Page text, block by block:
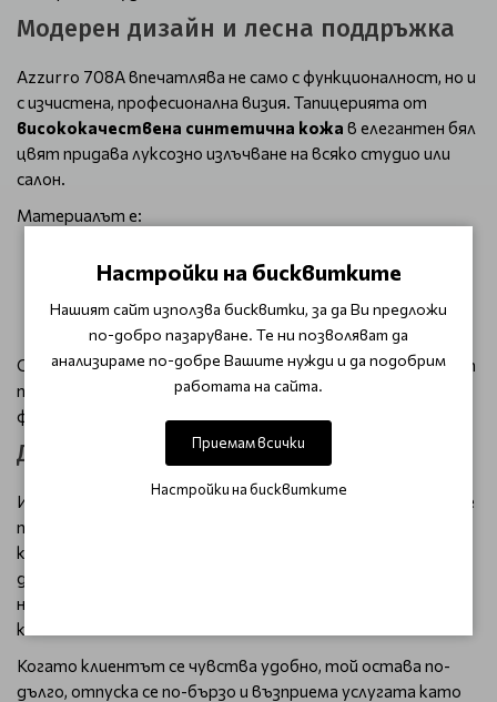
Модерен дизайн и лесна поддръжка
Azzurro 708A впечатлява не само с функционалност, но и
с изчистена, професионална визия. Тапицерията от
висококачествена синтетична кожа в елегантен бял
цвят придава луксозно излъчване на всяко студио или
салон.
Материалът е:
устойчив на влага
лесен за почистване и дезинфекция
подходящ за интензивна ежедневна употреба
Стабилната основа осигурява сигурност и устойчивост
по време на работа, а модерните шевове и ергономични
форми допълват премиум усещането.
Добавена стойност за вашия салон
Инвестицията в качествена електрическа кушетка не е
просто покупка на оборудване - тя подобрява начина, по
който работите всеки ден. Azzurro 708A помага за по-
добра организация на процедурите, по-малко физическо
натоварване за терапевта и по-висок комфорт за
клиента.
Когато клиентът се чувства удобно, той остава по-
дълго, отпуска се по-бързо и възприема услугата като
Настройки на бисквитките
Нашият сайт използва бисквитки, за да Ви предложи
по-добро пазаруване. Те ни позволяват да
анализираме по-добре Вашите нужди и да подобрим
работата на сайта.
Приемам всички
Настройки на бисквитките